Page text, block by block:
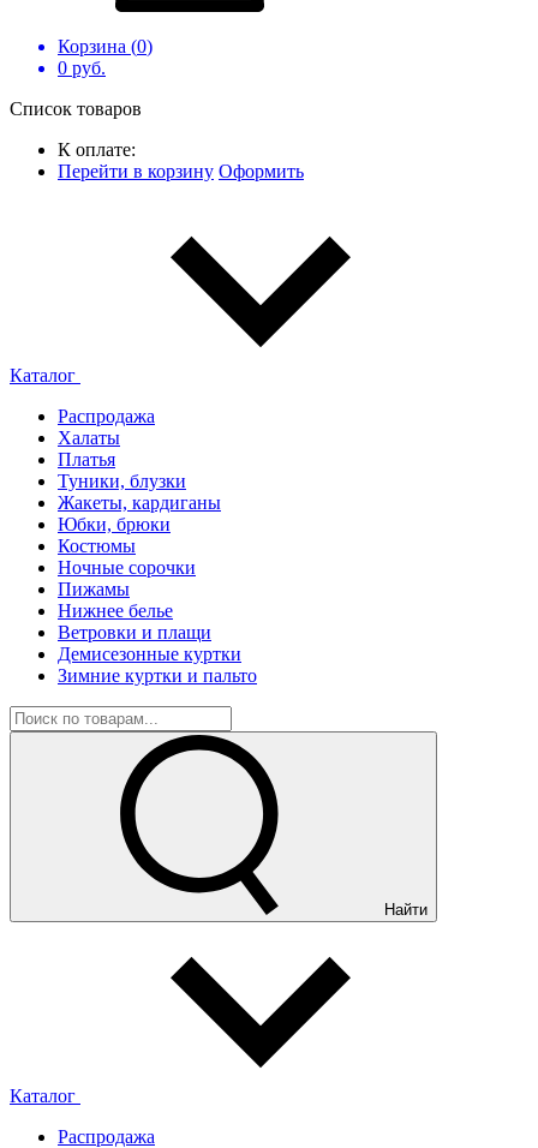
Корзина (0)
0 руб.
Список товаров
К оплате:
Перейти в корзину Оформить
Каталог
Распродажа
Халаты
Платья
Туники, блузки
Жакеты, кардиганы
Юбки, брюки
Костюмы
Ночные сорочки
Пижамы
Нижнее белье
Ветровки и плащи
Демисезонные куртки
Зимние куртки и пальто
Найти
Каталог
Распродажа